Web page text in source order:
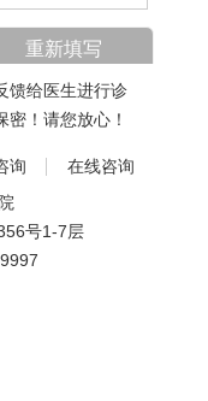
馈给医生进行诊
！请您放心！
询
在线咨询
号1-7层